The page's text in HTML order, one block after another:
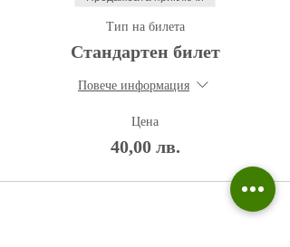
Тип на билета
Стандартен билет
Повече информация
Цена
40,00 лв.